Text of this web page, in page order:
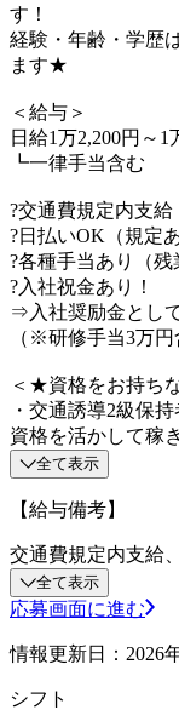
す！
経験・年齢・学歴
ます★
＜給与＞
日給1万2,200円～1
┗一律手当含む
?交通費規定内支給
?日払いOK（規定あ
?各種手当あり（残
?入社祝金あり！
⇒入社奨励金とし
（※研修手当3万円
＜★資格をお持ち
・交通誘導2級保持
資格を活かして稼
全て表示
【給与備考】
交通費規定内支給
全て表示
応募画面に進む
情報更新日：2026
シフト